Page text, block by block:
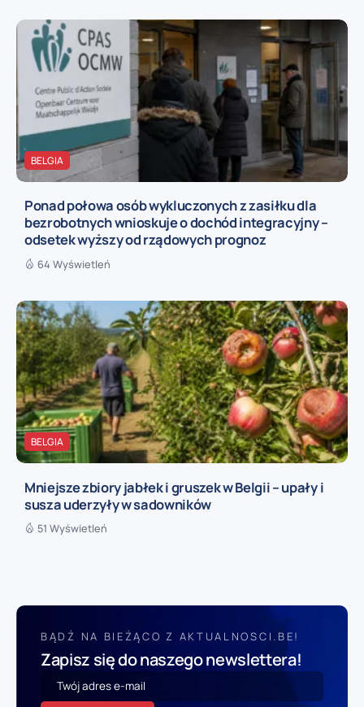
BELGIA
Ponad połowa osób wykluczonych z zasiłku dla
bezrobotnych wnioskuje o dochód integracyjny –
odsetek wyższy od rządowych prognoz
64 Wyświetleń
BELGIA
Mniejsze zbiory jabłek i gruszek w Belgii – upały i
susza uderzyły w sadowników
51 Wyświetleń
BĄDŹ NA BIEŻĄCO Z AKTUALNOSCI.BE!
Zapisz się do naszego newslettera!